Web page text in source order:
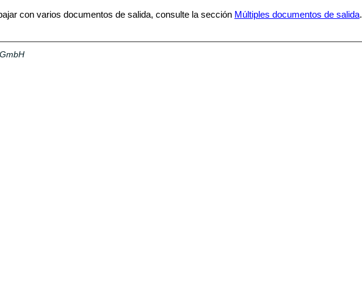
con varios documentos de salida, consulte la sección Múltiples documentos de salida.